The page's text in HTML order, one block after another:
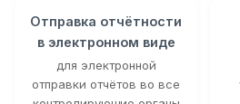
Отправка отчётности
в электронном виде
для электронной
отправки отчётов во все